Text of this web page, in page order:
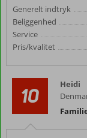
Generelt indtryk
Beliggenhed
Service
Pris/kvalitet
10
Heidi